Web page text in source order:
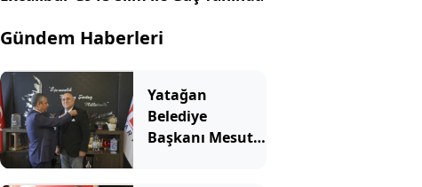
Gündem Haberleri
Yatağan
Belediye
Başkanı Mesut